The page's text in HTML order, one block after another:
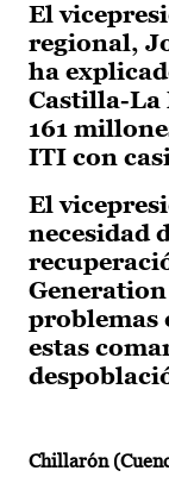
El
regional,
ha
Castilla-La
161
ITI con
El
necesidad
problemas
estas
Chillarón